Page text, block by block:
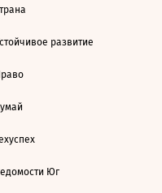
развитие
Юг